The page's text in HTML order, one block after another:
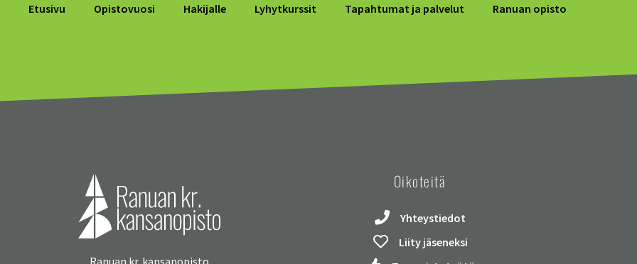
Etusivu Opistovuosi Hakijalle Lyhytkurssit Tapahtumat ja palvelut Ranuan opisto
Ranuan kr. kansanopisto
Oikoteitä
Yhteystiedot
Liity jäseneksi